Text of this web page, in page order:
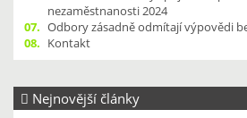
nezaměstnanosti 2024
07. Odbory zásadně odmítají výpovědi
08. Kontakt
Nejnovější články